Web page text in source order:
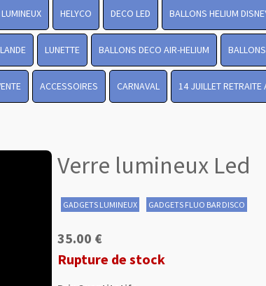
HELYCO DECO LED BALLONS HELIUM
LUNETTE BALLONS DECO AIR-HELIUM
ACCESSOIRES CARNAVAL 14 JUILLET RETRAITE
Verre lumineux Led
GADGETS LUMINEUX GADGETS FLUO BAR DISCO
35.00 €
Rupture de stock